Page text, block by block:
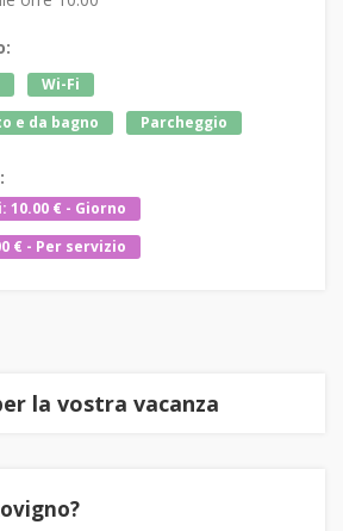
Wi-Fi
e da bagno
Parcheggio
€ - Giorno
€ - Per servizio
la vostra vacanza